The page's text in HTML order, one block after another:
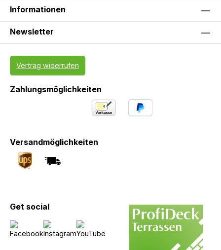
Informationen
Newsletter
Vertrag widerrufen
Zahlungsmöglichkeiten
Versandmöglichkeiten
Get social